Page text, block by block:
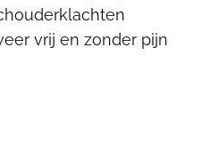
vrij en zonder pijn